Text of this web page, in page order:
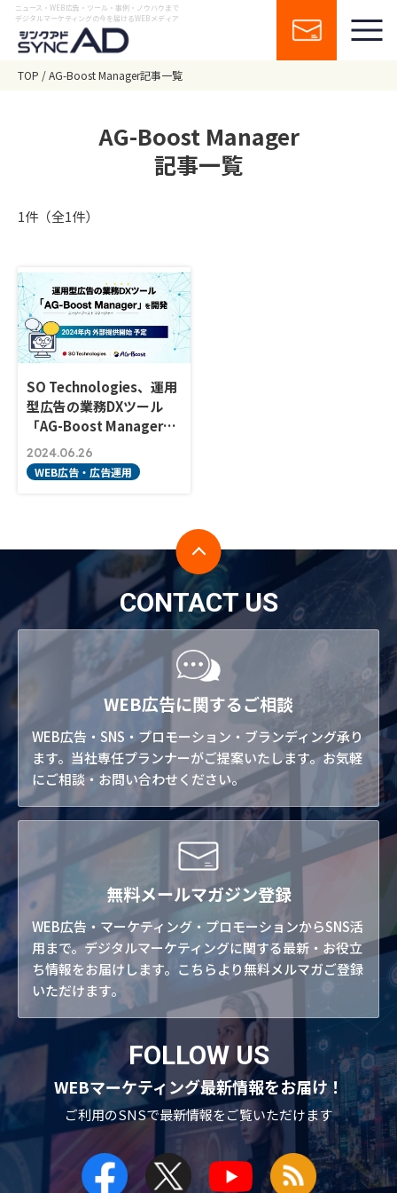
ニュース・WEB広告・ツール・事例・ノウハウまで
デジタルマーケティングの今を届けるWEBメディア
TOP AG-Boost Manager記事一覧
AG-Boost Manager
記事一覧
1件（全1件）
SO Technologies、運用
型広告の業務DXツール
「AG-Boost Manager…
2024.06.26
WEB広告・広告運用
CONTACT US
WEB広告に関するご相談
WEB広告・SNS・プロモーション・ブランディング承り
ます。当社専任プランナーがご提案いたします。お気軽
にご相談・お問い合わせください。
無料メールマガジン登録
WEB広告・マーケティング・プロモーションからSNS活
用まで。デジタルマーケティングに関する最新・お役立
ち情報をお届けします。こちらより無料メルマガご登録
いただけます。
FOLLOW US
WEBマーケティング最新情報をお届け！
ご利用のSNSで最新情報をご覧いただけます